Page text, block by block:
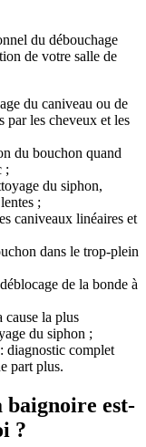
du débouchage
de votre salle de
du caniveau ou de
par les cheveux et les
du bouchon quand
;
du siphon,
;
caniveaux linéaires et
dans le trop-plein
de la bonde à
cause la plus
du siphon ;
: diagnostic complet
part plus.
baignoire est-
?